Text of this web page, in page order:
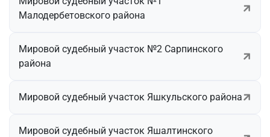
Малодербетовского района
Мировой судебный участок №2 Сарпинского
района
Мировой судебный участок Яшкульского района
Мировой судебный участок Яшалтинского